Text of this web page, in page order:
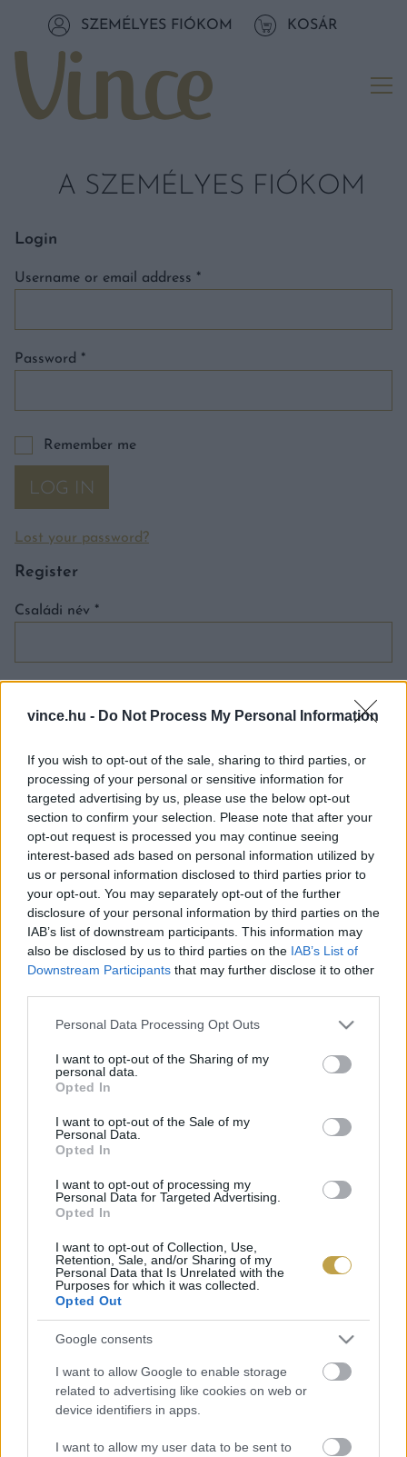
vince.hu - Do Not Process My Personal Information
If you wish to opt-out of the sale, sharing to third parties, or
processing of your personal or sensitive information for
targeted advertising by us, please use the below opt-out
section to confirm your selection. Please note that after your
opt-out request is processed you may continue seeing
interest-based ads based on personal information utilized by
us or personal information disclosed to third parties prior to
your opt-out. You may separately opt-out of the further
disclosure of your personal information by third parties on the
IAB’s list of downstream participants. This information may
also be disclosed by us to third parties on the IAB’s List of
Downstream Participants that may further disclose it to other
Please note that this website/app uses one or more Google
not limited to your visit or usage behaviour. You may click to
grant or deny consent to Google and its third-party tags to
use your data for below specified purposes in below Google
consent section.
Personal Data Processing Opt Outs
I want to opt-out of the Sharing of my
personal data.
Opted In
I want to opt-out of the Sale of my
Personal Data.
Opted In
I want to opt-out of processing my
Personal Data for Targeted Advertising.
Opted In
I want to opt-out of Collection, Use,
Retention, Sale, and/or Sharing of my
Personal Data that Is Unrelated with the
Purposes for which it was collected.
Opted Out
Google consents
I want to allow Google to enable storage
related to advertising like cookies on web or
device identifiers in apps.
I want to allow my user data to be sent to
Tovább a tartalomhozSZEMÉLYES FIÓKOM KOSÁR
A SZEMÉLYES FIÓKOM
Login
Username or email address *
Password *
Remember me
LOG IN
Lost your password?
Register
Családi név *
Telefonszám
Email address
Password*
Elolvastam és elfogadom az Adatvédelmi
Elolvastam és elfogadom az
Feltételekben foglaltakat.
REGISTER
ÁLTALÁNOS INFORMÁCIÓ
Adatvédelmi Szabályzat
Profilom